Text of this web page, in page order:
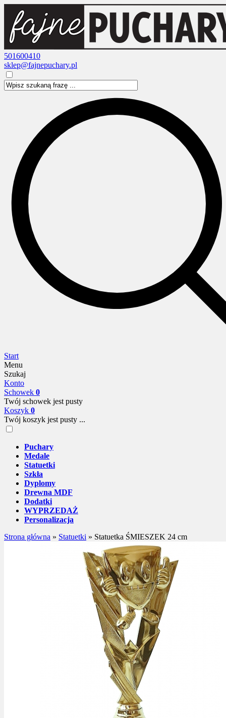
501600410
sklep@fajnepuchary.pl
Start
Menu
Szukaj
Konto
Schowek 0
Twój schowek jest pusty
Koszyk 0
Twój koszyk jest pusty ...
Puchary
Medale
Statuetki
Szkła
Dyplomy
Drewna MDF
Dodatki
WYPRZEDAŻ
Personalizacja
Strona główna » Statuetki » Statuetka ŚMIESZEK 24 cm